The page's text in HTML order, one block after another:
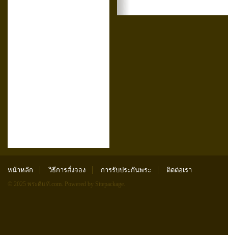
หน้าหลัก วิธีการสั่งจอง การรับประกันพระ ติดต่อเรา
© 2025 พระดีแท้.com. Powered by Sitepackage.